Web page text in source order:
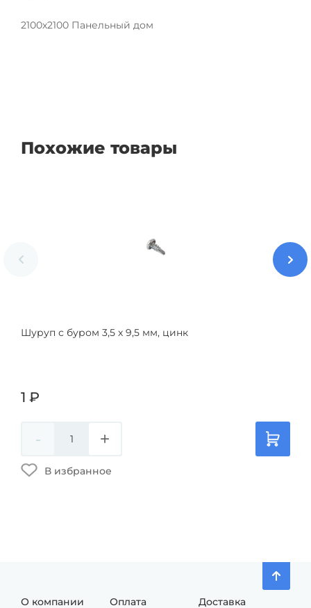
2100х2100 Панельный дом
Похожие товары
Шуруп с буром 3,5 х 9,5 мм, цинк
1 ₽
- +
В избранное
О компании Оплата Доставка